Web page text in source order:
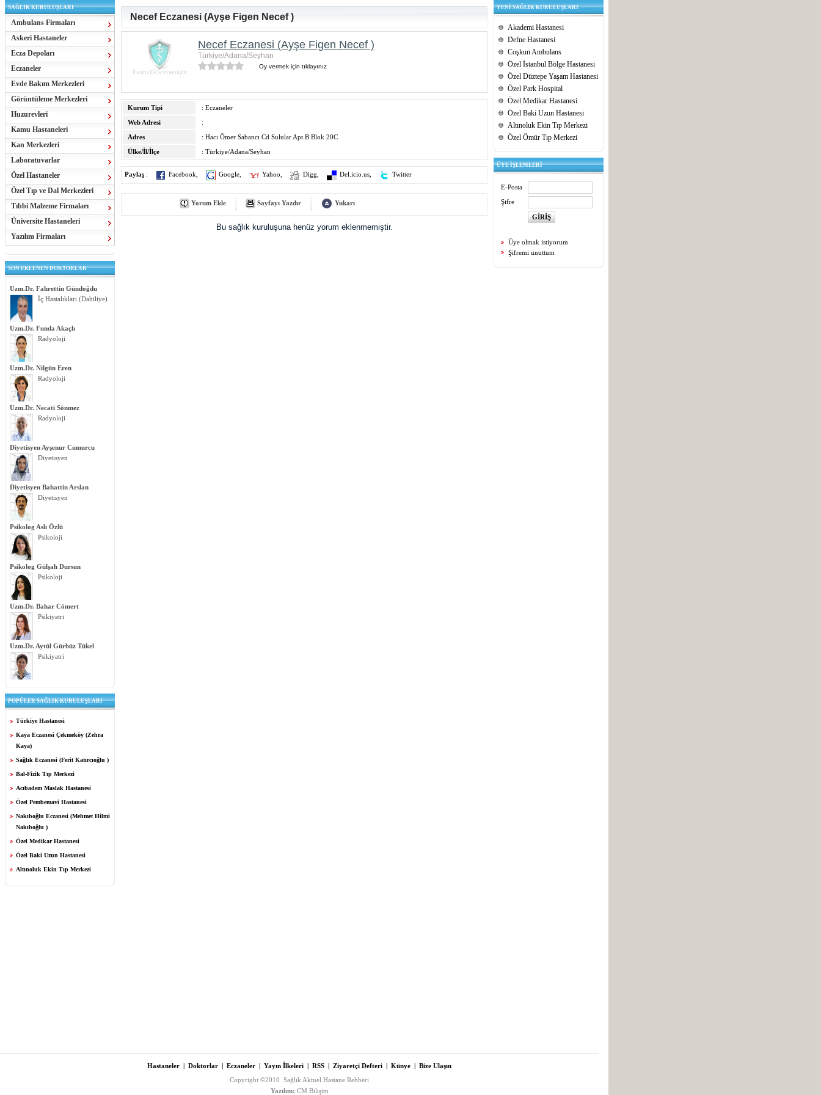
SAĞLIK KURULUŞLARI
Ambulans Firmaları
Askeri Hastaneler
Ecza Depoları
Eczaneler
Evde Bakım Merkezleri
Görüntüleme Merkezleri
Huzurevleri
Kamu Hastaneleri
Kan Merkezleri
Laboratuvarlar
Özel Hastaneler
Özel Tıp ve Dal Merkezleri
Tıbbi Malzeme Firmaları
Üniversite Hastaneleri
Yazılım Firmaları
SON EKLENEN DOKTORLAR
Uzm.Dr. Fahrettin Gündoğdu
İç Hastalıkları (Dahiliye)
Uzm.Dr. Funda Akaçlı
Radyoloji
Uzm.Dr. Nilgün Eren
Radyoloji
Uzm.Dr. Necati Sönmez
Radyoloji
Diyetisyen Ayşenur Cumurcu
Diyetisyen
Diyetisyen Bahattin Arslan
Diyetisyen
Psikolog Aslı Özlü
Psikoloji
Psikolog Gülşah Dursun
Psikoloji
Uzm.Dr. Bahar Cömert
Psikiyatri
Uzm.Dr. Aytül Gürbüz Tükel
Psikiyatri
POPÜLER SAĞLIK KURULUŞLARI
Türkiye Hastanesi
Kaya Eczanesi Çekmeköy (Zehra
Kaya)
Sağlık Eczanesi (Ferit Katırcıoğlu )
Bal-Fizik Tıp Merkezi
Acıbadem Maslak Hastanesi
Özel Pembemavi Hastanesi
Nakıboğlu Eczanesi (Mehmet Hilmi
Nakıboğlu )
Özel Medikar Hastanesi
Özel Baki Uzun Hastanesi
Altınoluk Ekin Tıp Merkezi
Necef Eczanesi (Ayşe Figen Necef )
Necef Eczanesi (Ayşe Figen Necef )
Türkiye/Adana/Seyhan
Oy vermek için tıklayınız
Kurum Tipi
: Eczaneler
Web Adresi
:
Adres
: Hacı Ömer Sabancı Cd Sulular Apt.B Blok 20C
Ülke/İl/İlçe
: Türkiye/Adana/Seyhan
Paylaş : Facebook Google Yahoo Digg Del.icio.us Twitter
Yorum Ekle Sayfayı Yazdır Yukarı
Bu sağlık kuruluşuna henüz yorum eklenmemiştir.
YENİ SAĞLIK KURULUŞLARI
Akademi Hastanesi
Defne Hastanesi
Coşkun Ambulans
Özel İstanbul Bölge Hastanesi
Özel Düztepe Yaşam Hastanesi
Özel Park Hospital
Özel Medikar Hastanesi
Özel Baki Uzun Hastanesi
Altınoluk Ekin Tıp Merkezi
Özel Ömür Tıp Merkezi
ÜYE İŞLEMLERİ
E-Posta
Şifre
Üye olmak istiyorum
Şifremi unuttum
Hastaneler | Doktorlar | Eczaneler | Yayın İlkeleri | RSS | Ziyaretçi Defteri | Künye | Bize Ulaşın
Copyright ©2010 Sağlık Aktuel Hastane Rehberi
Yazılım: CM Bilişim